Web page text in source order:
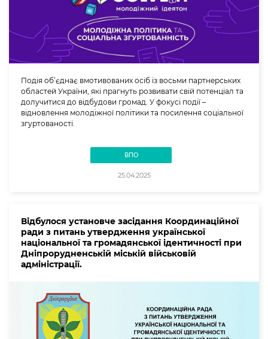
Подія об’єднає вмотивованих осіб із восьми партнерських
областей України, які прагнуть розвивати свій потенціал та
долучитися до відбудови громад. У фокусі події –
відновлення молодіжної політики та посилення соціальної
згуртованості.
ВПО
25.04.2025
Відбулося установче засідання Координаційної
ради з питань утвердження української
національної та громадянської ідентичності при
Дніпрорудненській міській військовій
адміністрації.